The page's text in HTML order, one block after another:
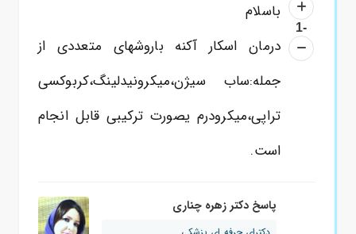
-1
باسلام
درمان اسکار آکنه باروشهای متعددی از
جمله:ساب سیژن،میکرونیدلینگ،کربوکسی
تراپی،میکرودرم یصورت ترکیبی قابل انجام
است.
پاسخ دکتر زهره چناری